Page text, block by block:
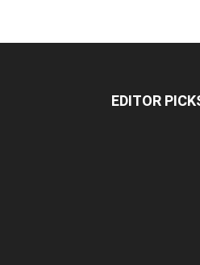
EDITOR